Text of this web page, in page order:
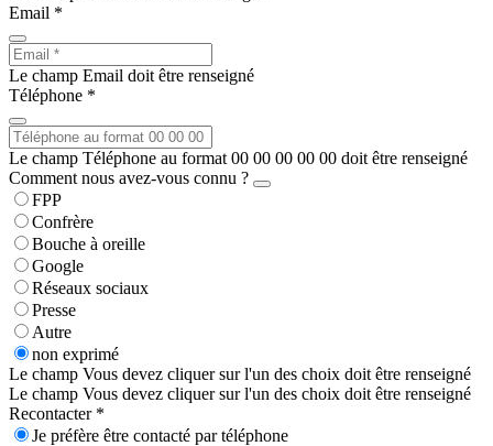
Email *
Le champ Email doit être renseigné
Téléphone *
Le champ Téléphone au format 00 00 00 00 00 doit être renseigné
Comment nous avez-vous connu ?
FPP
Confrère
Bouche à oreille
Google
Réseaux sociaux
Presse
Autre
non exprimé
Le champ Vous devez cliquer sur l'un des choix doit être renseigné
Le champ Vous devez cliquer sur l'un des choix doit être renseigné
Recontacter *
Je préfère être contacté par téléphone